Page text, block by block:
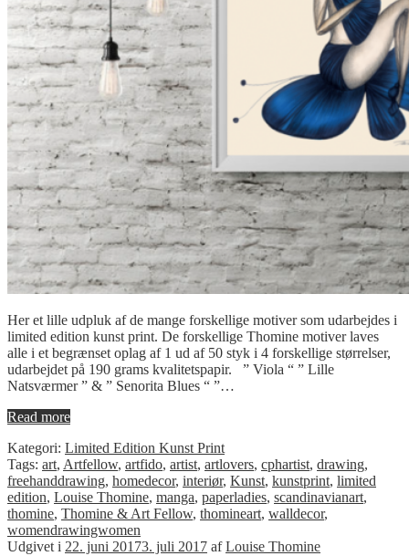
Her et lille udpluk af de mange forskellige motiver som udarbejdes i
limited edition kunst print. De forskellige Thomine motiver laves
alle i et begrænset oplag af 1 ud af 50 styk i 4 forskellige størrelser,
udarbejdet på 190 grams kvalitetspapir. ” Viola “ ” Lille
Natsværmer ” & ” Senorita Blues “ ”…
Read more
Kategori: Limited Edition Kunst Print
Tags: art, Artfellow, artfido, artist, artlovers, cphartist, drawing,
freehanddrawing, homedecor, interiør, Kunst, kunstprint, limited
edition, Louise Thomine, manga, paperladies, scandinavianart,
thomine, Thomine & Art Fellow, thomineart, walldecor,
womendrawingwomen
Udgivet i 22. juni 20173. juli 2017 afLouise Thomine